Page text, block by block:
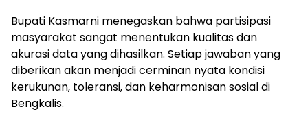
Bupati Kasmarni menegaskan bahwa partisipasi
masyarakat sangat menentukan kualitas dan
akurasi data yang dihasilkan. Setiap jawaban yang
diberikan akan menjadi cerminan nyata kondisi
kerukunan, toleransi, dan keharmonisan sosial di
Bengkalis.